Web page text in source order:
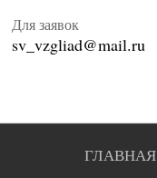
Для заявок
sv_vzgliad@mail.ru
ГЛАВНАЯ